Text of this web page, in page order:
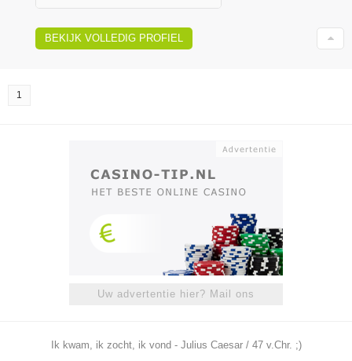
BEKIJK VOLLEDIG PROFIEL
1
Uw advertentie hier? Mail ons
Ik kwam, ik zocht, ik vond - Julius Caesar / 47 v.Chr. ;)